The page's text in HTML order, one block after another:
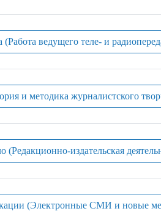
(Работа ведущего теле- и
и методика журналистского
(Редакционно-издательская
(Электронные СМИ и новые